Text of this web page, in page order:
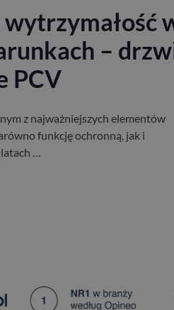
–
PCV
z najważniejszych elementów
funkcję ochronną, jak i
…